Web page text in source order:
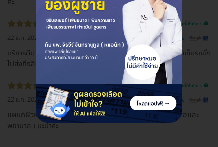
รีวิวสถานที่ให้บริการ 🏥
22 ธ.ค. 2022 ดูรีวิวต้นฉบับ
บริการดีมาก มีคนเดินพาไปทุกจุด มีที่นั่งรอดี มีที่ชาร์ทแบต มีคนเข็นรถนั่ง
ไปส่งถึงลิฟท์
รีวิวสถานที่ให้บริการ 🏥
22 ธ.ค. 2022 ดูรีวิวต้นฉบับ
แผนกผิวหนัง Skin and laser center บริการดีมากค่ะ คุณหมอและ
พยาบาล แนะนำค่ะ